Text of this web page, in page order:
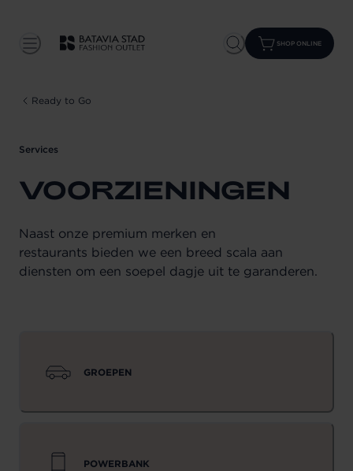
SHOP ONLINE
Ready to Go
Services
VOORZIENINGEN
Naast onze premium merken en
restaurants bieden we een breed scala aan
diensten om een soepel dagje uit te garanderen.
GROEPEN
POWERBANK